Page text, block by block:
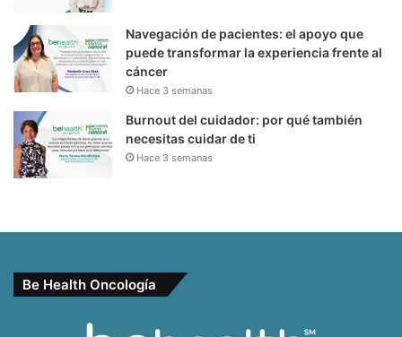
Navegación de pacientes: el apoyo que
puede transformar la experiencia frente al
cáncer
Hace 3 semanas
Burnout del cuidador: por qué también
necesitas cuidar de ti
Hace 3 semanas
Be Health Oncología